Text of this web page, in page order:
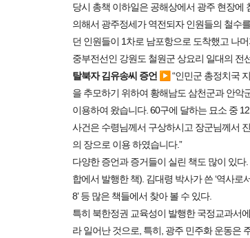
당시 총책 이하일은 공해상에서 광주 현장에
의해서 광주정세가 역전되자 인원들의 철수
던 인원들이 1차로 남포항으로 도착했고 나
중부전선인 강원도 철원군 상요리 일대의 전
탈북자 김유송씨 증언 ▶ “인민군 총정치국
을 추모하기 위하여 황해남도 삼천군과 안악
이용하여 왔습니다. 60구에 달하는 묘소 중
사건은 수령님께서 구상하시고 장군님께서
의 장으로 이용 하였습니다.”
다양한 증언과 증거들이 실린 책도 많이 있다
합에서 발행한 책). 김대령 박사가 쓴 ‘역사로
8’ 등 많은 책들에서 찾아 볼 수 있다.
특히 북한정권 교육성이 발행한 국정교과서
라 일어난 것으로, 특히, 광주 민주화 운동은